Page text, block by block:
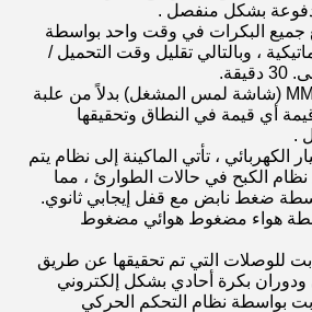
بشكل منفصل .
، وبالتالي تقليل وقت التحميل /
30 دقيقة.
MMI (شاشة لمس المشغل) بدلاً من علبة
أي قيمة في النطاق وتحقيقها
.
الكهربائي ، تأتي الماكينة إلى نظام يتم
نظام الكبح في حالات الطوارئ ، مما
ضغط نابض مع قفل إيجابي ثانوي.
هواء مضغوط هوائي مضغوط
للوصلات التي تم تحقيقها عن طريق
ودوران بكرة أحادي بشكل إلكتروني
بواسطة نظام التحكم الحركي